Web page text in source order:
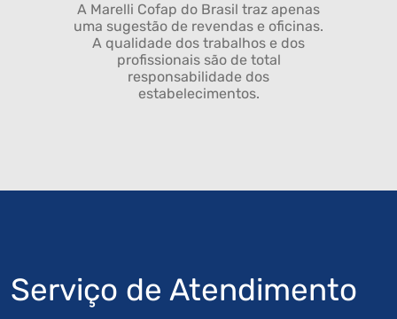
A Marelli Cofap do Brasil traz apenas
uma sugestão de revendas e oficinas.
A qualidade dos trabalhos e dos
profissionais são de total
responsabilidade dos
estabelecimentos.
Serviço de Atendimento